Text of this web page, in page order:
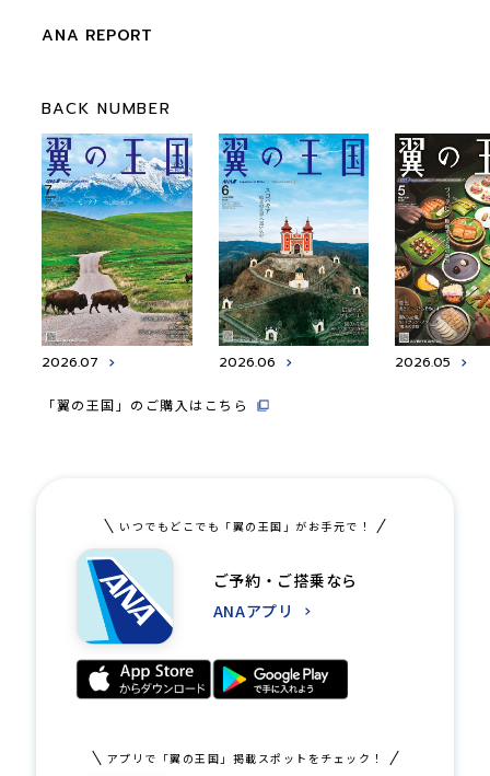
ANA REPORT
BACK NUMBER
2026.07 2026.06 2026.05
「翼の王国」のご購入はこちら
いつでもどこでも「翼の王国」がお手元で！
ご予約・ご搭乗なら
ANAアプリ
アプリで「翼の王国」掲載スポットをチェック！